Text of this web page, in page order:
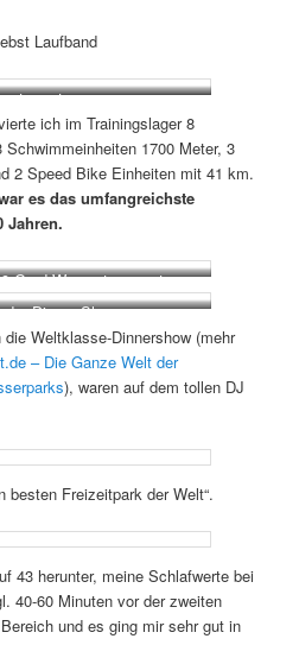
Laufband
unterwegs gewesen
ich im Trainingslager 8
1700 Meter, 3
2 Speed Bike Einheiten mit 41 km.
es das umfangreichste
Jahren.
Grad Wassertemperatur
Dinner Show
Weltklasse-Dinnershow (mehr
– Die Ganze Welt der
), waren auf dem tollen DJ
besten Freizeitpark der Welt“.
43 herunter, meine Schlafwerte bei
40-60 Minuten vor der zweiten
und es ging mir sehr gut in